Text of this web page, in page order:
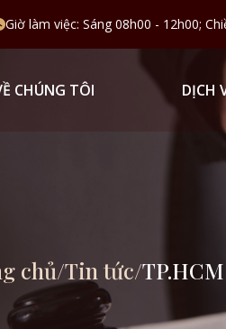
Giờ làm việc: Sáng 08h00 - 12h00;
CHÚNG TÔI DỊCH
chủ/Tin tức/